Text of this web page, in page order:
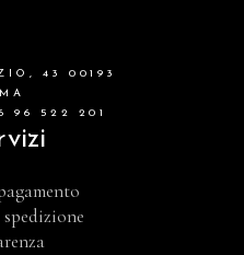
43 00193
96 522 201